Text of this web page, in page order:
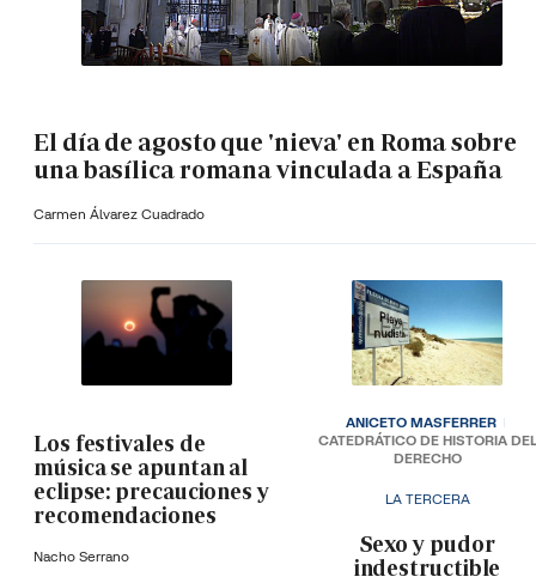
El día de agosto que 'nieva' en Roma sobre
una basílica romana vinculada a España
Carmen Álvarez Cuadrado
Los festivales de
música se apuntan al
eclipse: precauciones y
recomendaciones
Nacho Serrano
LA TERCERA
­Sexo y pudor
indestructible
ANICETO MASFERRER
CATEDRÁTICO DE HISTORIA DEL
DERECHO